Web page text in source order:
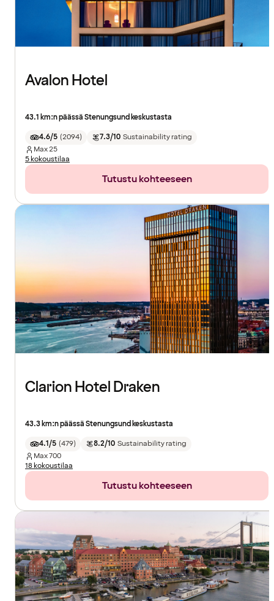
Avalon Hotel
43.1 km:n päässä Stenungsund keskustasta
4.6/5 (2094) 7.3/10 Sustainability rating
Max25
5 kokoustilaa
Tutustu kohteeseen
Clarion Hotel Draken
43.3 km:n päässä Stenungsund keskustasta
4.1/5 (479) 8.2/10 Sustainability rating
Max700
18 kokoustilaa
Tutustu kohteeseen